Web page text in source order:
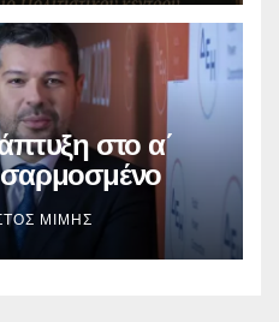
στο α΄
δισ.
ΜΊΜΗΣ